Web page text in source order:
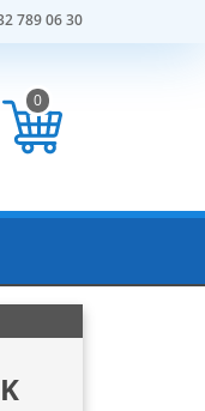
789 06 30
0